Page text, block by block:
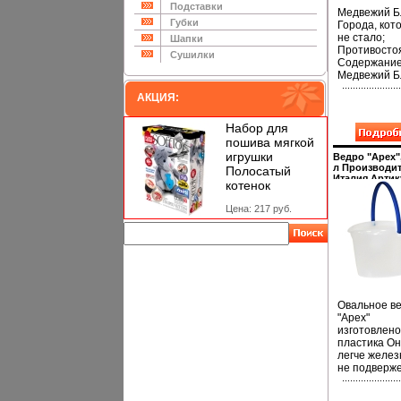
Подставки
Губки
Шапки
Сушилки
АКЦИЯ:
Набор для
пошива мягкой
игрушки
Полосатый
котенок
Цена: 217 руб.
Медвежий
Города,
не стало;
Медвежий
Города,
4 Когда ты
станешь
маленьким 5
Выпадая из
6
7 Романс 8
Стекла 9
Заходи… 10
Песня
"Зимовье
Ведро
л
Италия
10370-А инфо
Овальное
"Apex"
пластика
легче
не
коррозии